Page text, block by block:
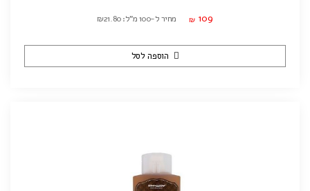
₪ 109 מחיר ל-100 מ"ל: ₪21.80
הוספה לסל